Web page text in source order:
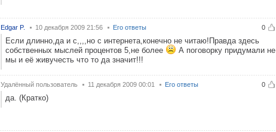
0
Edgar P. 10 декабря 2009 21:56 Его ответы
Если длинно,да и с,,,,но с интернета,конечно не читаю!Правда здесь
собственных мыслей процентов 5,не более
А поговорку придумали не
мы и её живучесть что то да значит!!!
0
Удалённый пользователь 11 декабря 2009 00:01 Его ответы
да. (Кратко)